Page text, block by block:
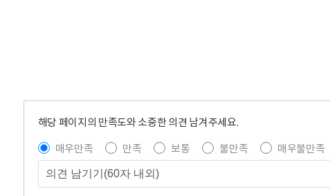
해당 페이지의 만족도와 소중한 의견 남겨주세요.
매우만족
만족 보통 불만족
매우불만족